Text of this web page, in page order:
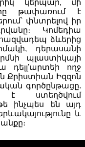
կերպար, մի
թափառում է
փնտրելով իր
Կոմեդիա
ձևերից
դերասանի
պլաստիկայի
դելլ'արտեի ողջ
Քրիստիան Իզզոն
գործընթացը.
է ստեղծվում
ինչպես են այդ
և